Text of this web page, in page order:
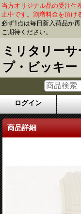
当方オリジナル品の受注生
止中です。割増料金を頂け
必ず1点は毎日新入荷品か
ご期待ください。
ミリタリー
プ・ビッキー
ログイン
商品詳細